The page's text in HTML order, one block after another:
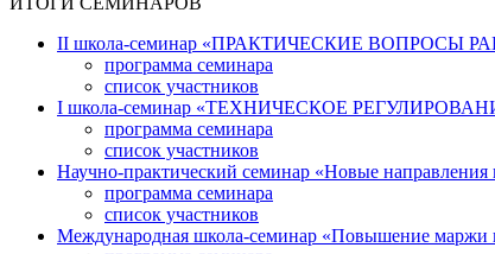
II школа-семинар «ПРАКТИЧЕСКИЕ ВОПРОСЫ
программа семинара
список участников
І школа-семинар «ТЕХНИЧЕСКОЕ
программа семинара
список участников
Научно-практический семинар «Новые направления
программа семинара
список участников
Международная школа-семинар «Повышение маржи